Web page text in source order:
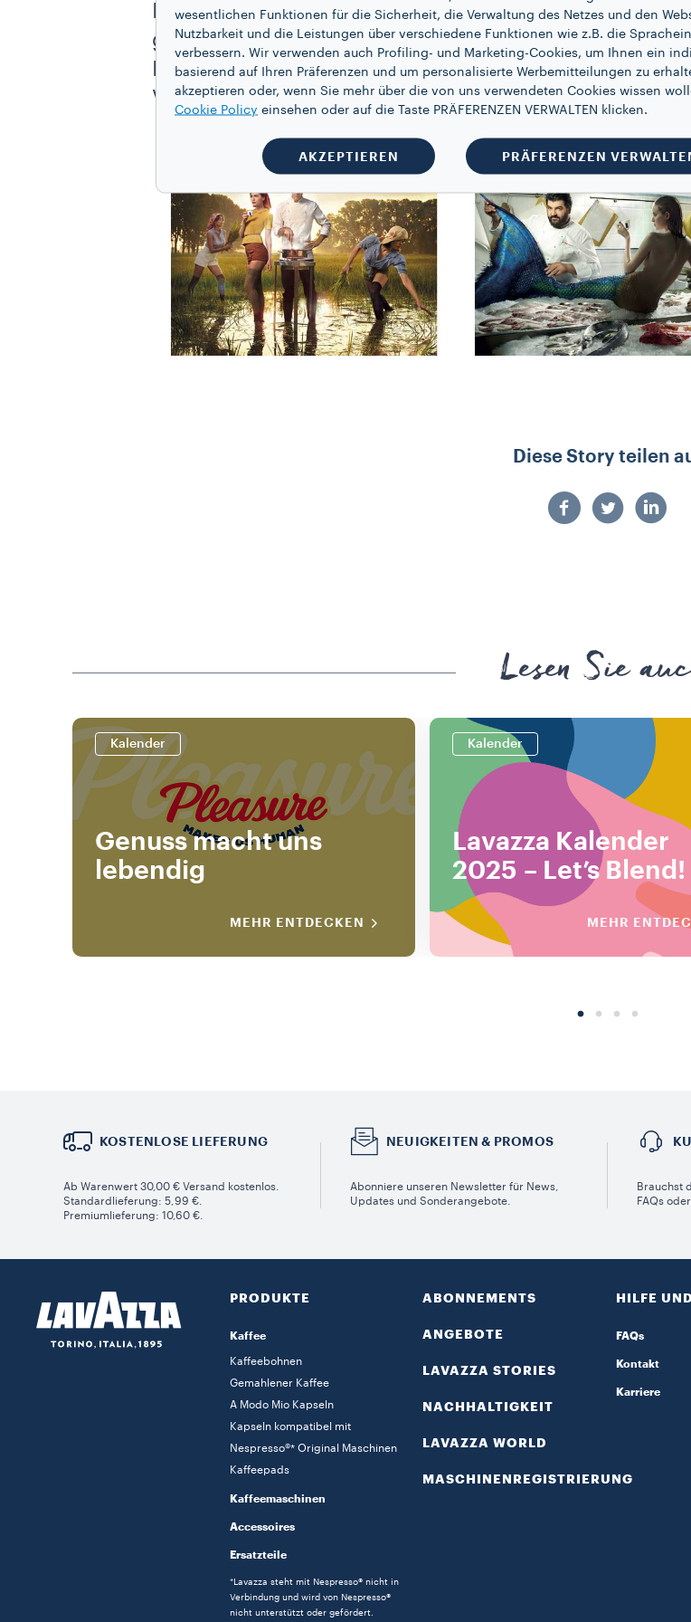
Protagonisten, die kulinarische Inspiration zu ihrem
geboren 1968 in München, wurde von Bernd und
Porträts armer Menschen aus der Arbeiter- und
Von 1993 bis 1996 arbeitete er als Assistent von
Diese Story teilen
Lesen Sie
Kalender
Genuss macht uns
lebendig
MEHR ENTDECKEN
Kalender
Lavazza Kalender
2025 – Let’s Blend!
MEHR
KOSTENLOSE LIEFERUNG
Ab Warenwert 30,00 € Versand kostenlos.
Standardlieferung: 5,99 €.
Premiumlieferung: 10,60 €.
NEUIGKEITEN & PROMOS​
Abonniere unseren Newsletter für News,
Updates und Sonderangebote.
Brauchst
FAQs
PRODUKTE
Kaffee
Kaffeebohnen
Gemahlener Kaffee
A Modo Mio Kapseln
Kapseln kompatibel mit
Nespresso®* Original Maschinen
Kaffeepads
Kaffeemaschinen
Accessoires
Ersatzteile
*Lavazza steht mit Nespresso® nicht in
Verbindung und wird von Nespresso®
nicht unterstützt oder gefördert.
ABONNEMENTS
ANGEBOTE
LAVAZZA STORIES
NACHHALTIGKEIT
LAVAZZA WORLD
MASCHINENREGISTRIERUNG
HILFE
FAQs
Kontakt
Karriere
wesentlichen Funktionen für die Sicherheit, die Verwaltung des Netzes und den
Nutzbarkeit und die Leistungen über verschiedene Funktionen wie z.B. die
verbessern. Wir verwenden auch Profiling- und Marketing-Cookies, um Ihnen ein
basierend auf Ihren Präferenzen und um personalisierte Werbemitteilungen zu
akzeptieren oder, wenn Sie mehr über die von uns verwendeten Cookies wissen
Cookie Policy einsehen oder auf die Taste PRÄFERENZEN VERWALTEN klicken.
AKZEPTIEREN PRÄFERENZEN